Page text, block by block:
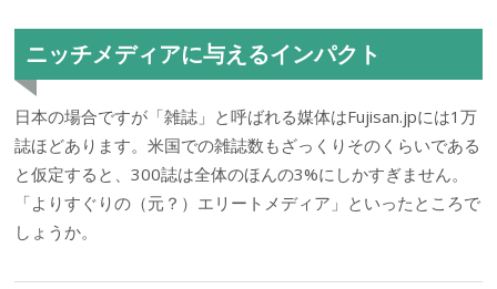
ニッチメディアに与えるインパクト
日本の場合ですが「雑誌」と呼ばれる媒体はFujisan.jpには1万
誌ほどあります。米国での雑誌数もざっくりそのくらいである
と仮定すると、300誌は全体のほんの3%にしかすぎません。
「よりすぐりの（元？）エリートメディア」といったところで
しょうか。